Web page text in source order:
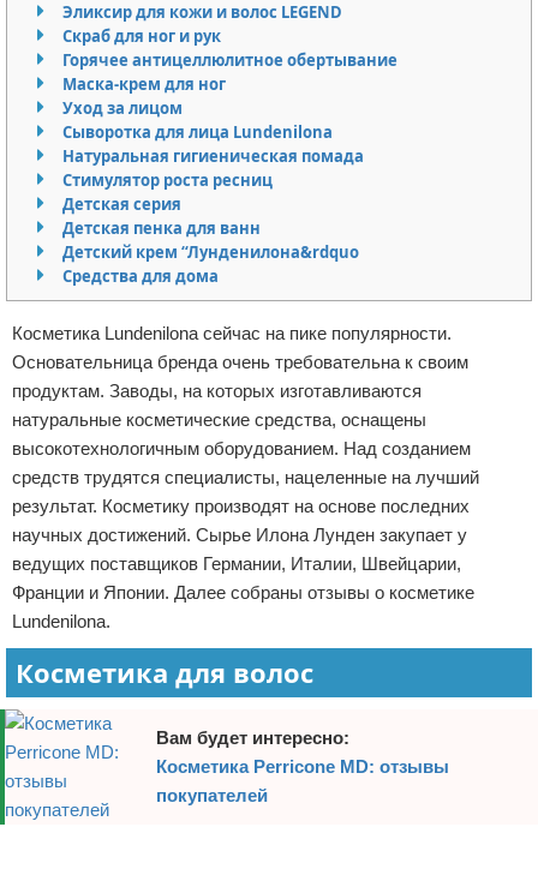
Отношения
Самосовершенствование
Финансы
Для правообладателей
Условия предоставления информации
Отказ от ответственности
Эликсир для кожи и волос LEGEND
Скраб для ног и рук
Горячее антицеллюлитное обертывание
Маска-крем для ног
Уход за лицом
Сыворотка для лица Lundenilona
Натуральная гигиеническая помада
Стимулятор роста ресниц
Детская серия
Детская пенка для ванн
Детский крем “Лунденилона&rdquo
Средства для дома
Косметика Lundenilona сейчас на пике популярности.
Основательница бренда очень требовательна к своим
продуктам. Заводы, на которых изготавливаются
натуральные косметические средства, оснащены
высокотехнологичным оборудованием. Над созданием
средств трудятся специалисты, нацеленные на лучший
результат. Косметику производят на основе последних
научных достижений. Сырье Илона Лунден закупает у
ведущих поставщиков Германии, Италии, Швейцарии,
Франции и Японии. Далее собраны отзывы о косметике
Lundenilona.
Косметика для волос
Вам будет интересно:
Косметика Perricone MD: отзывы
покупателей